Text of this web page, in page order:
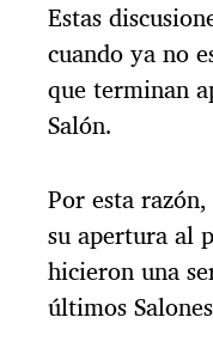
Estas
cuando ya no
que terminan
Salón.
Por esta
su apertura al
hicieron una
últimos